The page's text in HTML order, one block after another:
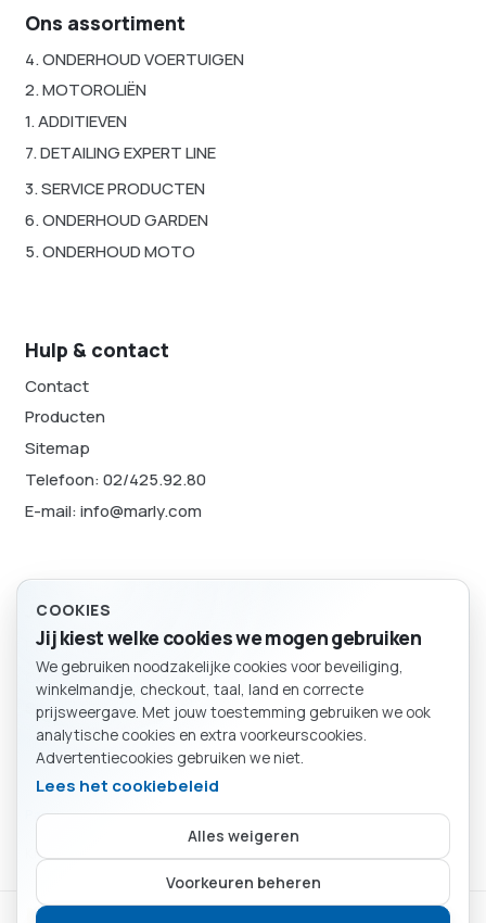
Ons assortiment
4. ONDERHOUD VOERTUIGEN
2. MOTOROLIËN
1. ADDITIEVEN
7. DETAILING EXPERT LINE
3. SERVICE PRODUCTEN
6. ONDERHOUD GARDEN
5. ONDERHOUD MOTO
Hulp & contact
Contact
Producten
Sitemap
Telefoon: 02/425.92.80
E-mail: info@marly.com
Juridisch
Privacybeleid
Cookievoorkeuren
Sitemap
Particulier Bedrijf
Kies of je als particulier of bedrijf winkelt.
COOKIES
Jij kiest welke cookies we mogen gebruiken
We gebruiken noodzakelijke cookies voor beveiliging,
winkelmandje, checkout, taal, land en correcte
prijsweergave. Met jouw toestemming gebruiken we ook
analytische cookies en extra voorkeurscookies.
Advertentiecookies gebruiken we niet.
Lees het cookiebeleid
Alles weigeren
Voorkeuren beheren
BESTELLING
Winkelmand